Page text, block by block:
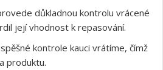
důkladnou kontrolu vrácené
její vhodnost k repasování.
kontrole kauci vrátíme, čímž
produktu.